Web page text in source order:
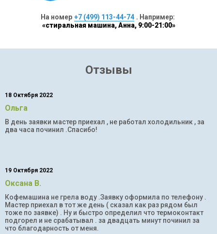
На номер +7 (499) 113-44-74 . Например:
«стиральная машина, Анна, 9:00-21:00»
Отзывы
18 Октября 2022
Ольга
В день заявки мастер приехал , не работал холодильник , за
два часа починил .Спасибо!
19 Октября 2022
Оксана В.
Кофемашина не грела воду .Заявку оформила по телефону .
Мастер приехал в тот же день ( сказал как раз рядом был
тоже по заявке) . Ну и быстро определил что термоконтакт
подгорел и не срабатывал . за двадцать минут починил за
что благодарность от меня.